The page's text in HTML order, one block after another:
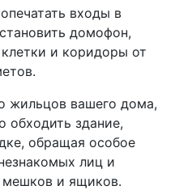
входы в
домофон,
и коридоры от
жильцов вашего дома,
обходить здание,
обращая особое
лиц и
мешков и ящиков.